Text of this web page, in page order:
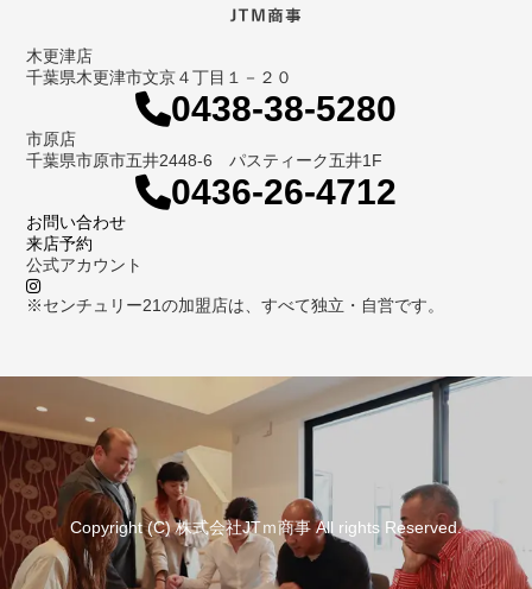
木更津店
千葉県木更津市文京４丁目１－２０
0438-38-5280
市原店
千葉県市原市五井2448-6 パスティーク五井1F
0436-26-4712
お問い合わせ
来店予約
公式アカウント
※センチュリー21の加盟店は、すべて独立・自営です。
Copyright (C) 株式会社JTｍ商事 All rights Reserved.